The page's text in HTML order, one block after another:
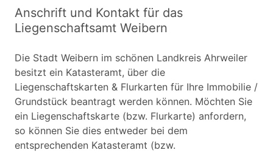
Anschrift und Kontakt für das
Liegenschaftsamt Weibern
Die Stadt Weibern im schönen Landkreis Ahrweiler
besitzt ein Katasteramt, über die
Liegenschaftskarten & Flurkarten für Ihre Immobilie /
Grundstück beantragt werden können. Möchten Sie
ein Liegenschaftskarte (bzw. Flurkarte) anfordern,
so können Sie dies entweder bei dem
entsprechenden Katasteramt (bzw.